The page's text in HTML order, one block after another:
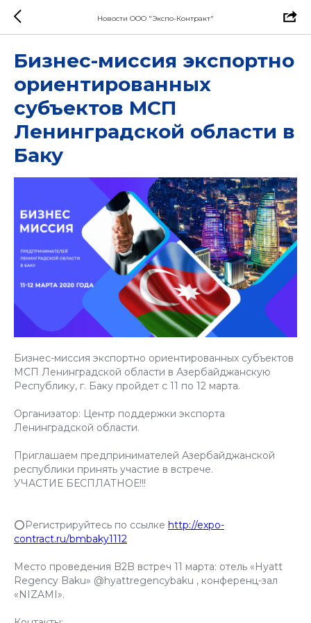
Новости ООО "Экспо-Контракт"
Бизнес-миссия экспортно
ориентированных
субъектов МСП
Ленинградской области в
Баку
Бизнес-миссия экспортно ориентированных субъектов
МСП Ленинградской области в Азербайджанскую
Республику, г. Баку пройдет с 11 по 12 марта.
Организатор: Центр поддержки экспорта
Ленинградской области.
Приглашаем предпринимателей Азербайджанской
республики принять участие в встрече.
УЧАСТИЕ БЕСПЛАТНОЕ!!!
⭕Регистрируйтесь по ссылке http://expo-
contract.ru/bmbaky1112
Место проведения B2B встреч 11 марта: отель «Hyatt
Regency Baku» @hyattregencybaku , конференц-зал
«NIZAMI».